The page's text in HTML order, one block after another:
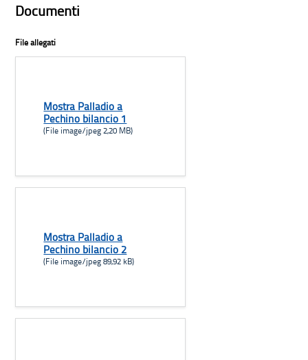
Documenti
File allegati
Mostra Palladio a
Pechino bilancio 1
(File image/jpeg 2,20 MB)
Mostra Palladio a
Pechino bilancio 2
(File image/jpeg 89,92 kB)